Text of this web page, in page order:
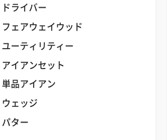
ドライバー
フェアウェイウッド
ユーティリティー
アイアンセット
単品アイアン
ウェッジ
パター